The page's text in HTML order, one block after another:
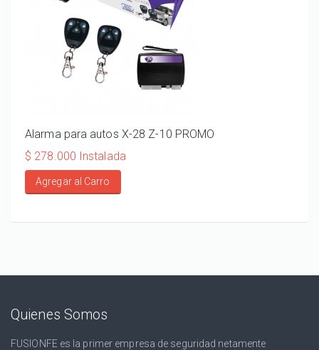
Alarma para autos X-28 Z-10 PROMO
$ 278.000 Instalada
Agregar al Carro
Quienes Somos
FUSIONFE es la primer empresa de seguridad netamente